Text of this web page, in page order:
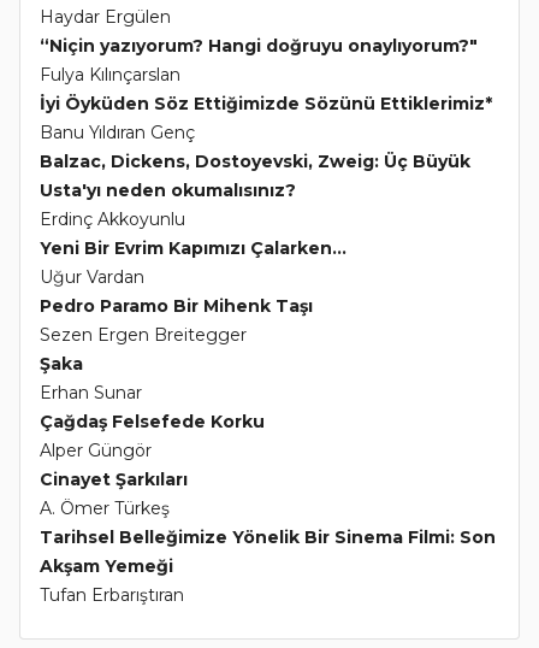
Haydar Ergülen
“Niçin yazıyorum? Hangi doğruyu onaylıyorum?"
Fulya Kılınçarslan
İyi Öyküden Söz Ettiğimizde Sözünü Ettiklerimiz*
Banu Yıldıran Genç
Balzac, Dickens, Dostoyevski, Zweig: Üç Büyük
Usta'yı neden okumalısınız?
Erdinç Akkoyunlu
Yeni Bir Evrim Kapımızı Çalarken...
Uğur Vardan
Pedro Paramo Bir Mihenk Taşı
Sezen Ergen Breitegger
Şaka
Erhan Sunar
Çağdaş Felsefede Korku
Alper Güngör
Cinayet Şarkıları
A. Ömer Türkeş
Tarihsel Belleğimize Yönelik Bir Sinema Filmi: Son
Akşam Yemeği
Tufan Erbarıştıran